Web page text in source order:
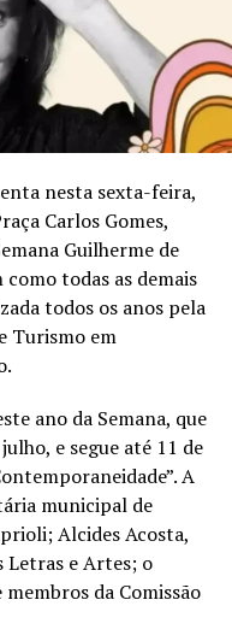
nesta sexta-feira,
Carlos Gomes,
Guilherme de
todas as demais
todos os anos pela
Turismo em
ano da Semana, que
e segue até 11 de
A
municipal de
Alcides Acosta,
Letras e Artes; o
da Comissão